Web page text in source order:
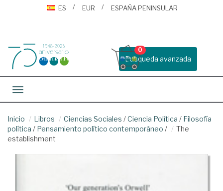
ES
EUR ESPAÑA PENINSULAR
Busqueda avanzada
0
Toggle navigation
Inicio Libros Ciencias Sociales /Ciencia Política / Filosofía
política / Pensamiento político contemporáneo /
The
establishment